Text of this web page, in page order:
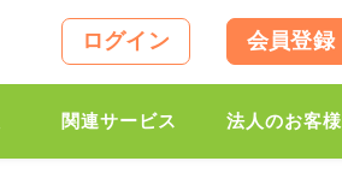
ログイン 会員登録
関連サービス 法人のお客様